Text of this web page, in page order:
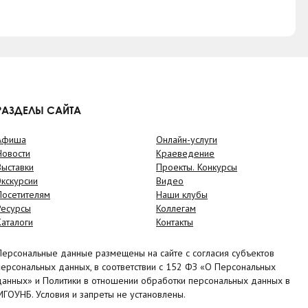
САЙТА
Онлайн-услуги
Краеведение
Проекты. Конкурсы
Видео
Наши клубы
Коллегам
Контакты
данные размещены на сайте с согласия субъектов
данных, в соответствии с 152 ФЗ «О Персональных
и Политики в отношении обработки персональных данных в
Условия и запреты не установлены.